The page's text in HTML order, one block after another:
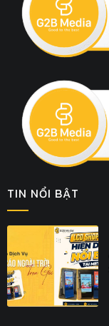
TIN NỔI BẬT